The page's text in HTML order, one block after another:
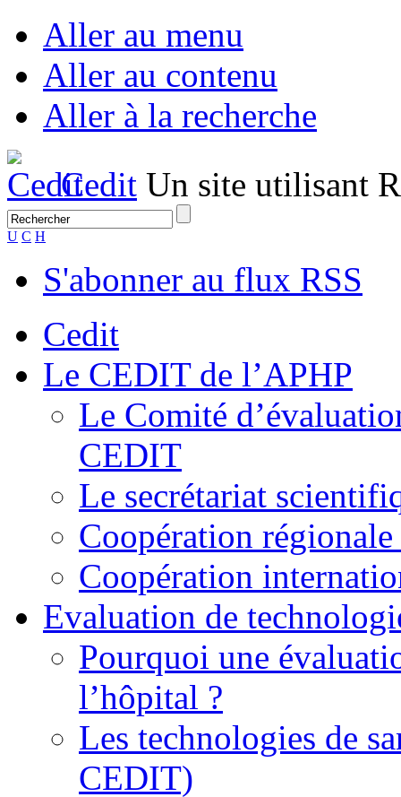
Aller au menu
Aller au contenu
Aller à la recherche
Cedit Un site utilisant
U C H
S'abonner au flux RSS
Cedit
Le CEDIT de l’APHP
Le Comité
CEDIT
Le secrétariat
Coopération
Coopération
Evaluation de
Pourquoi une
l’hôpital ?
Les technologies de
CEDIT)